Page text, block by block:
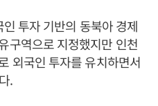
투자 기반의 동북아 경제
구역으로 지정했지만 인천
외국인 투자를 유치하면서
.